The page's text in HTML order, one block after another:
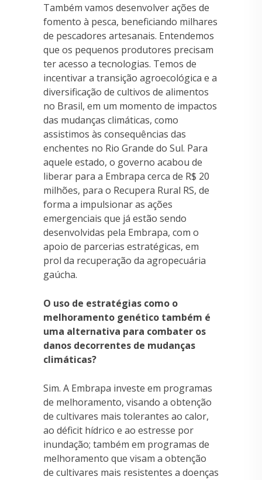
Também vamos desenvolver ações de
fomento à pesca, beneficiando milhares
de pescadores artesanais. Entendemos
que os pequenos produtores precisam
ter acesso a tecnologias. Temos de
incentivar a transição agroecológica e a
diversificação de cultivos de alimentos
no Brasil, em um momento de impactos
das mudanças climáticas, como
assistimos às consequências das
enchentes no Rio Grande do Sul. Para
aquele estado, o governo acabou de
liberar para a Embrapa cerca de R$ 20
milhões, para o Recupera Rural RS, de
forma a impulsionar as ações
emergenciais que já estão sendo
desenvolvidas pela Embrapa, com o
apoio de parcerias estratégicas, em
prol da recuperação da agropecuária
gaúcha.
O uso de estratégias como o
melhoramento genético também é
uma alternativa para combater os
danos decorrentes de mudanças
climáticas?
Sim. A Embrapa investe em programas
de melhoramento, visando a obtenção
de cultivares mais tolerantes ao calor,
ao déficit hídrico e ao estresse por
inundação; também em programas de
melhoramento que visam a obtenção
de cultivares mais resistentes a doenças